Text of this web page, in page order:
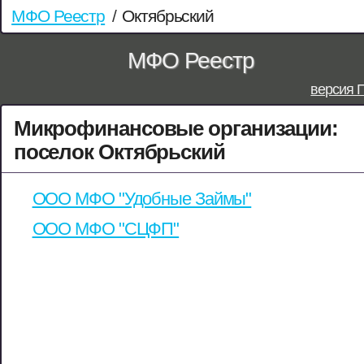
МФО Реестр / Октябрьский
МФО Реестр
версия
Микрофинансовые организации:
поселок Октябрьский
ООО МФО "Удобные Займы"
ООО МФО "СЦФП"